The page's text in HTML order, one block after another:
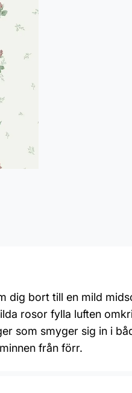
dig bort till en mild
rosor fylla luften
som smyger sig in i
från förr.